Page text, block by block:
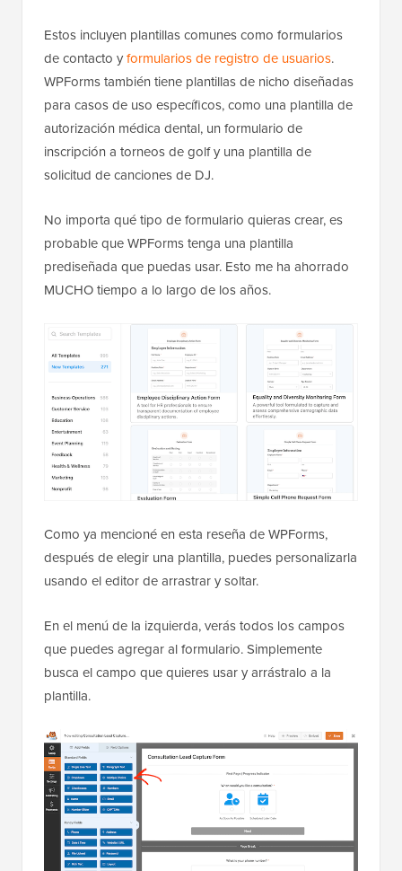
Estos incluyen plantillas comunes como formularios
de contacto yformularios de registro de usuarios.
WPForms también tiene plantillas de nicho diseñadas
para casos de uso específicos, como una plantilla de
autorización médica dental, un formulario de
inscripción a torneos de golf y una plantilla de
solicitud de canciones de DJ.
No importa qué tipo de formulario quieras crear, es
probable que WPForms tenga una plantilla
prediseñada que puedas usar. Esto me ha ahorrado
MUCHO tiempo a lo largo de los años.
Como ya mencioné en esta reseña de WPForms,
después de elegir una plantilla, puedes personalizarla
usando el editor de arrastrar y soltar.
En el menú de la izquierda, verás todos los campos
que puedes agregar al formulario. Simplemente
busca el campo que quieres usar y arrástralo a la
plantilla.